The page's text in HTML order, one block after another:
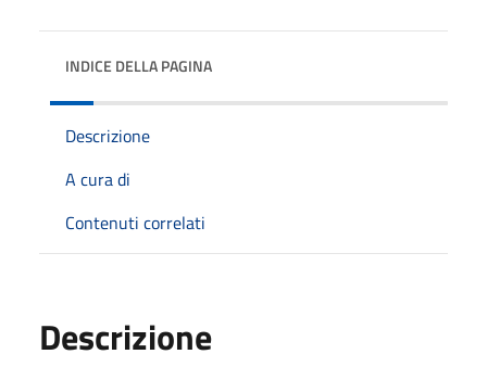
INDICE DELLA PAGINA
Descrizione
A cura di
Contenuti correlati
Descrizione